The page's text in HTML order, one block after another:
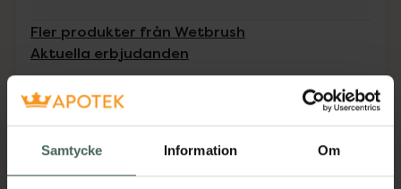
Samtycke Information Om
Fler produkter från Wetbrush
Aktuella erbjudanden
Beskrivning Dölj
Go Green Speed Dry är en fönborste med
ventilerad design som tillåter luft att passera